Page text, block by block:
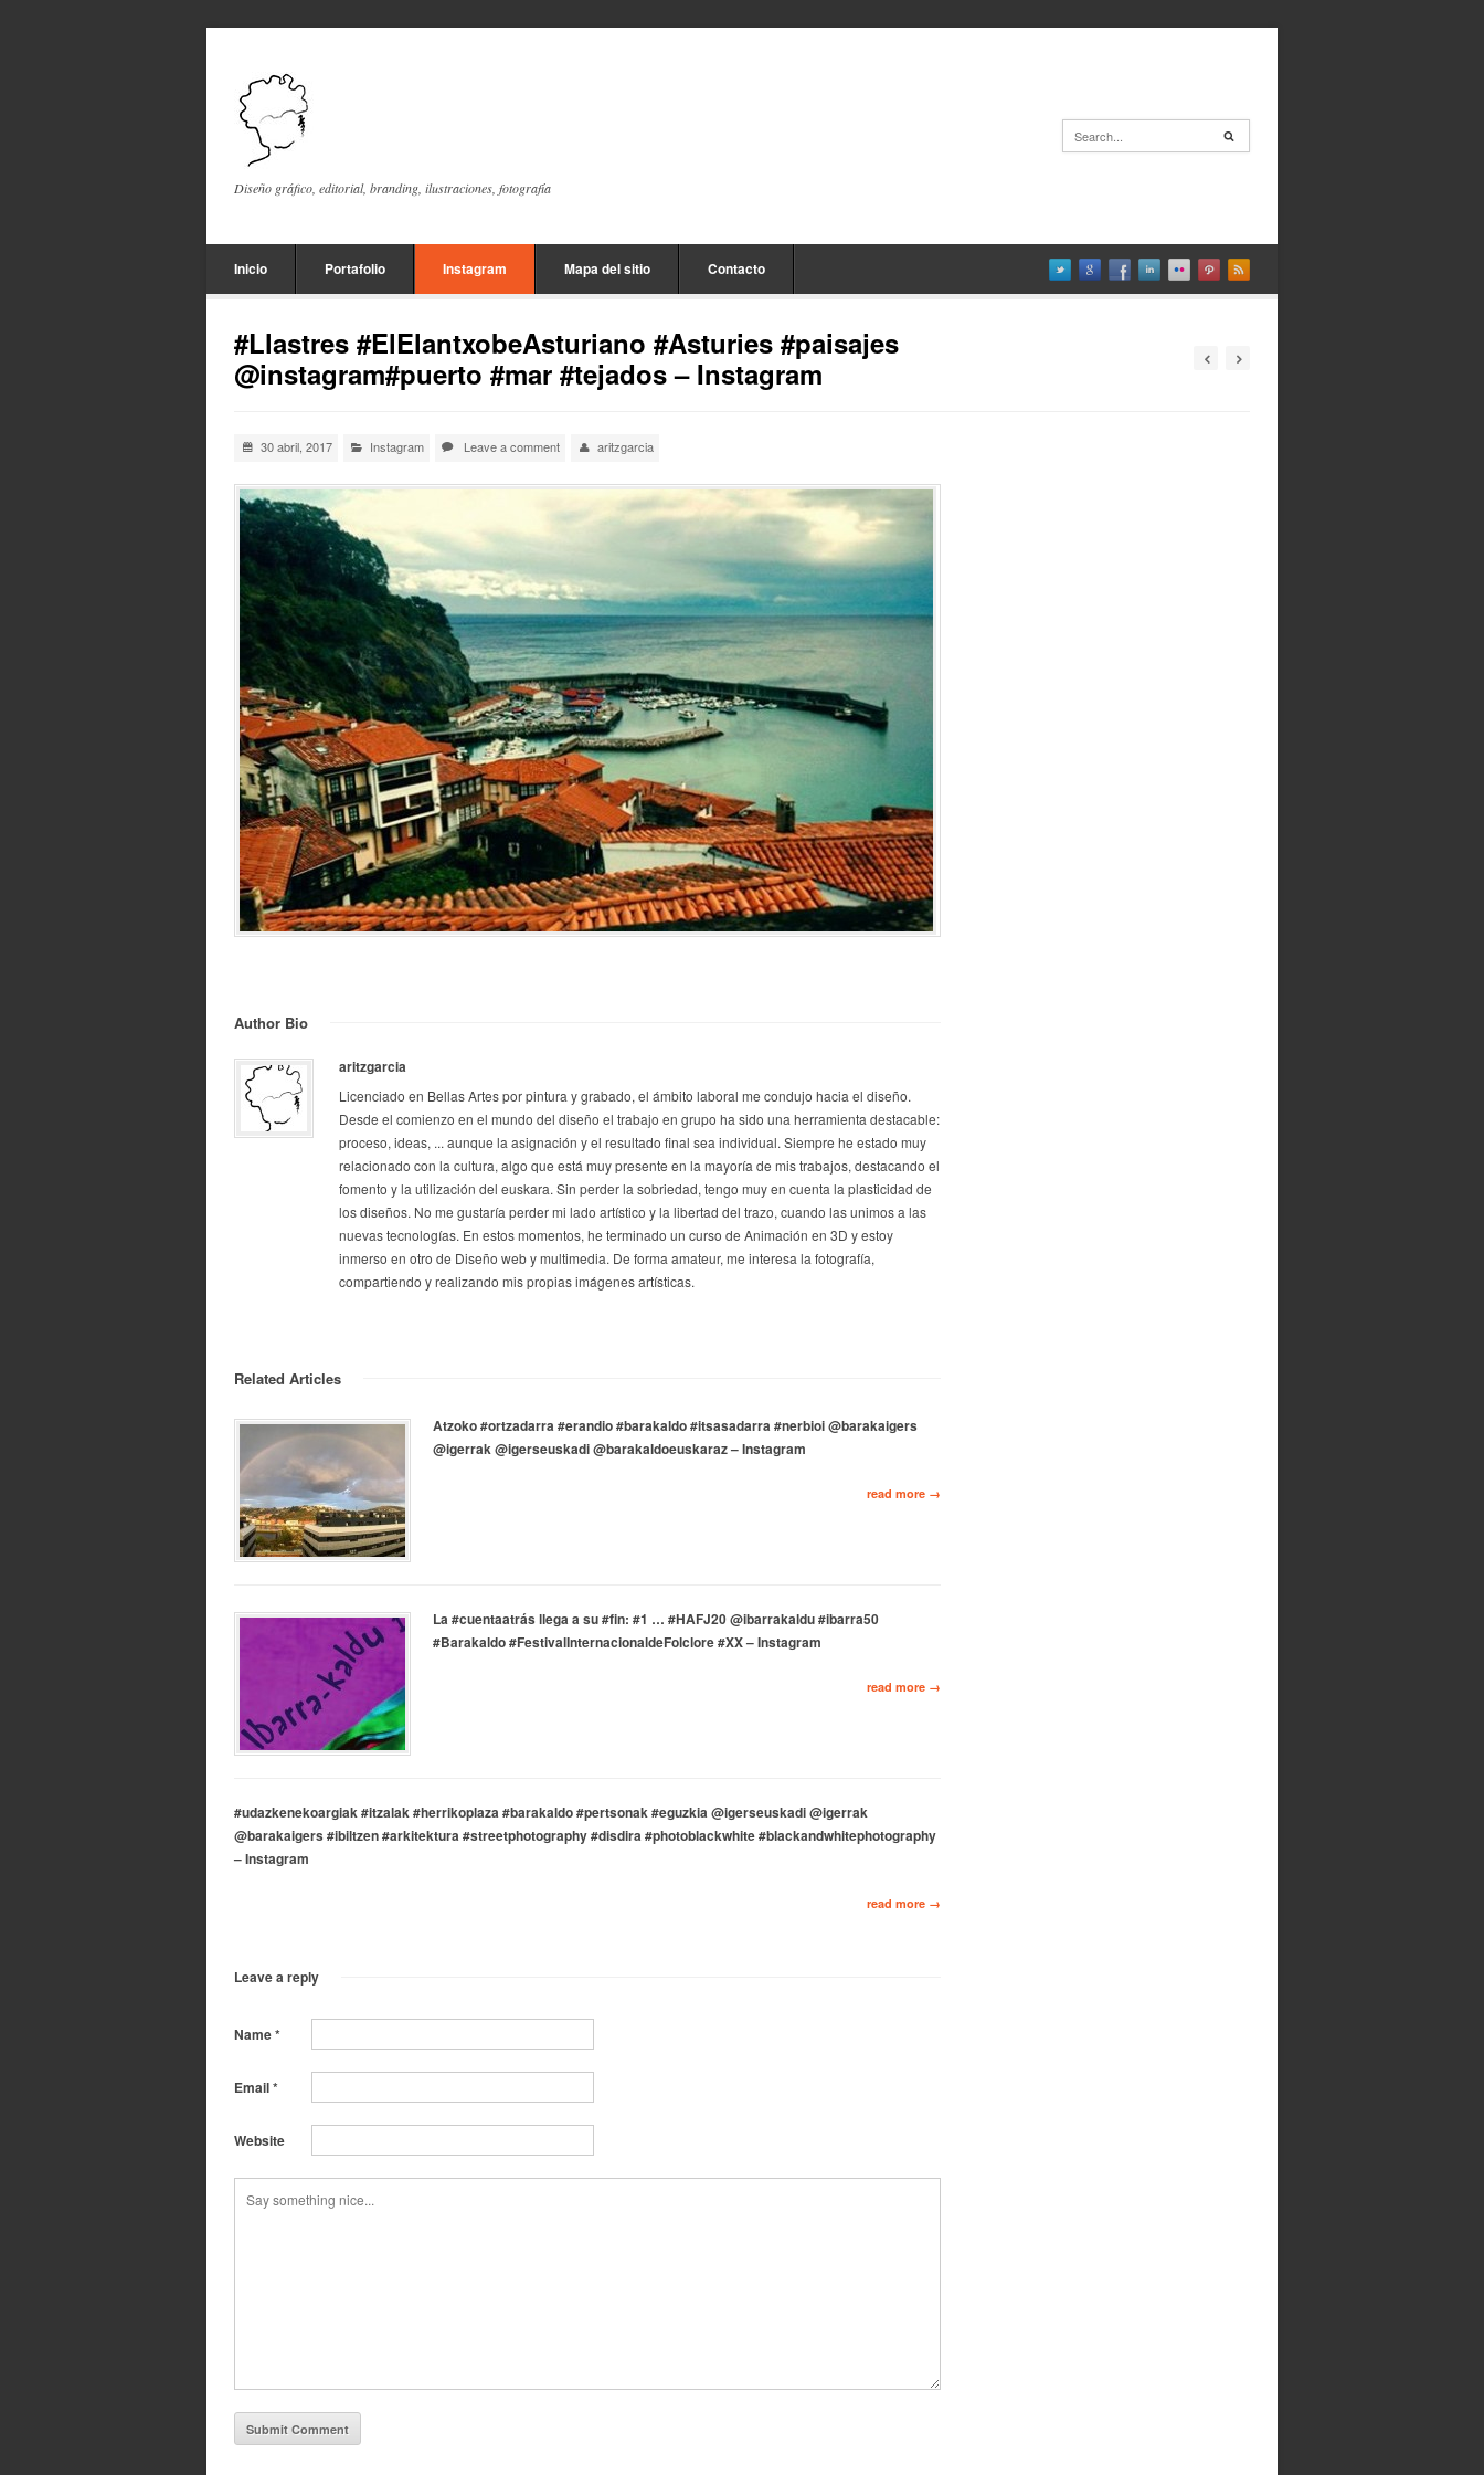
Diseño gráfico, editorial, branding, ilustraciones, fotografía
Inicio Portafolio Instagram Mapa del sitio Contacto
#Llastres #ElElantxobeAsturiano #Asturies #paisajes
@instagram#puerto #mar #tejados – Instagram
30 abril, 2017 Instagram Leave a comment aritzgarcia
Author Bio
aritzgarcia
Licenciado en Bellas Artes por pintura y grabado, el ámbito laboral me condujo hacia el diseño.
Desde el comienzo en el mundo del diseño el trabajo en grupo ha sido una herramienta destacable:
proceso, ideas, ... aunque la asignación y el resultado final sea individual. Siempre he estado muy
relacionado con la cultura, algo que está muy presente en la mayoría de mis trabajos, destacando el
fomento y la utilización del euskara. Sin perder la sobriedad, tengo muy en cuenta la plasticidad de
los diseños. No me gustaría perder mi lado artístico y la libertad del trazo, cuando las unimos a las
nuevas tecnologías. En estos momentos, he terminado un curso de Animación en 3D y estoy
inmerso en otro de Diseño web y multimedia. De forma amateur, me interesa la fotografía,
compartiendo y realizando mis propias imágenes artísticas.
Related Articles
Atzoko #ortzadarra #erandio #barakaldo #itsasadarra #nerbioi @barakaigers
@igerrak @igerseuskadi @barakaldoeuskaraz – Instagram
read more →
La #cuentaatrás llega a su #fin: #1 … #HAFJ20 @ibarrakaldu #ibarra50
#Barakaldo #FestivalInternacionaldeFolclore #XX – Instagram
read more →
#udazkenekoargiak #itzalak #herrikoplaza #barakaldo #pertsonak #eguzkia @igerseuskadi @igerrak
@barakaigers #ibiltzen #arkitektura #streetphotography #disdira #photoblackwhite #blackandwhitephotography
– Instagram
read more →
Leave a reply
Name*
Email*
Website